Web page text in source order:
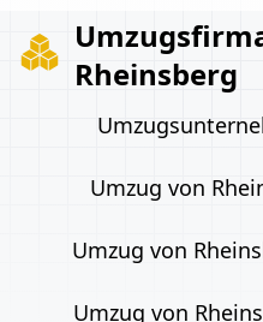
Rheinsberg
Umzug von
Umzug von
Umzug von